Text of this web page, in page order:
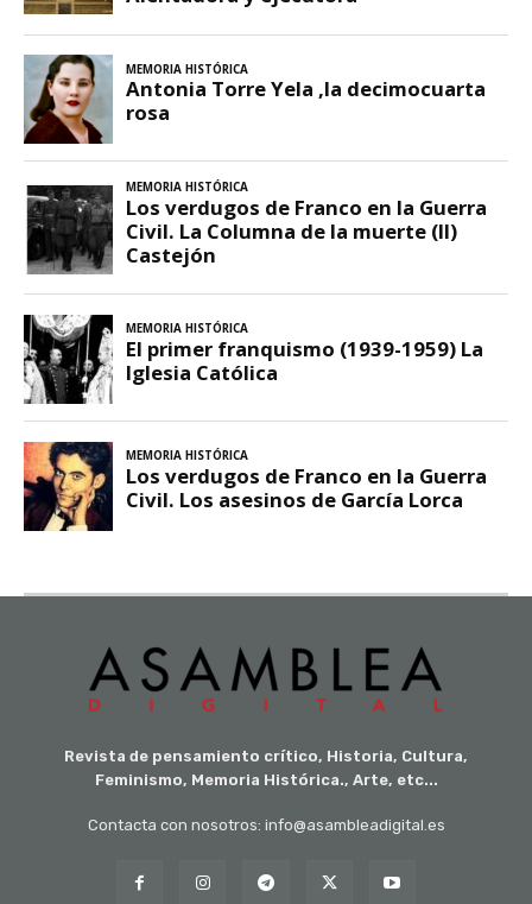
Revista de pensamiento crítico, Historia, Cultura,
Feminismo, Memoria Histórica., Arte, etc...
Contacta con nosotros: info@asambleadigital.es